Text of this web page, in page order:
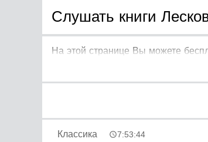
Слушать книги
На этой странице Вы можете
Классика 7:53:44